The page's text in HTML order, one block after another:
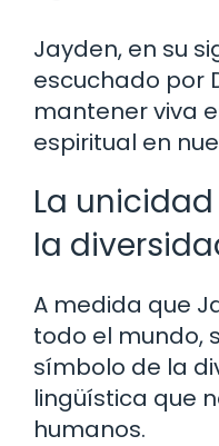
Jayden, en su
escuchado por
mantener viva
espiritual en
La
la
A medida que
todo el mundo,
símbolo de la
lingüística que
humanos.